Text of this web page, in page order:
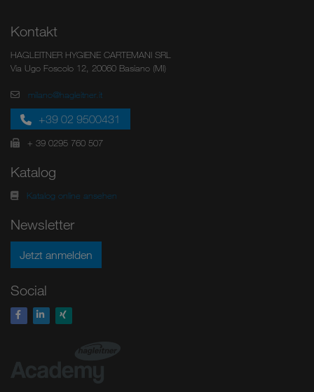
Kontakt
HAGLEITNER HYGIENE CARTEMANI SRL
Via Ugo Foscolo 12, 20060 Basiano (MI)
milano@hagleitner.it
+39 02 9500431
+ 39 0295 760 507
Katalog
Katalog online ansehen
Newsletter
Jetzt anmelden
Social